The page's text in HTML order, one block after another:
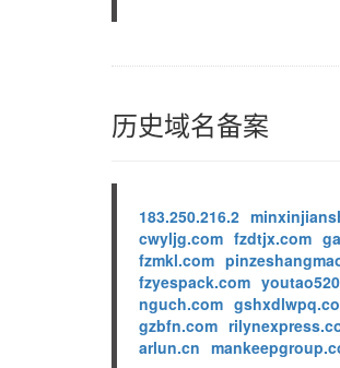
历史域名备案
183.250.216.2
cwyljg.com fzdtjx.com
fzmkl.com
fzyespack.com
nguch.com
gzbfn.com
arlun.cn